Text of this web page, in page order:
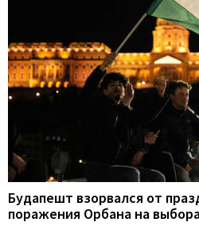
Будапешт взорвался от
поражения Орбана на